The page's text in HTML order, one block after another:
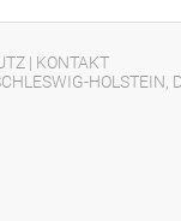
| KONTAKT
HOLSTEIN,